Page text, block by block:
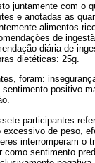
juntamente com o
e anotadas as
alimentos
de
diária de
dietéticas: 25g.
foram:
positivo
participantes
excessivo de peso,
interromperam o
sentimento